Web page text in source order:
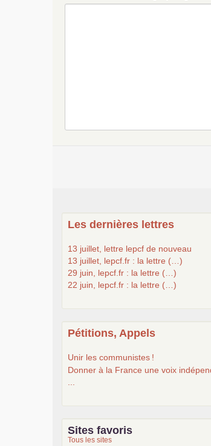
Les dernières lettres
13 juillet, lettre lepcf de nouveau
13 juillet, lepcf.fr : la lettre (…)
29 juin, lepcf.fr : la lettre (…)
22 juin, lepcf.fr : la lettre (…)
Pétitions, Appels
Unir les communistes !
Donner à la France une voix
Sites favoris
Tous les sites